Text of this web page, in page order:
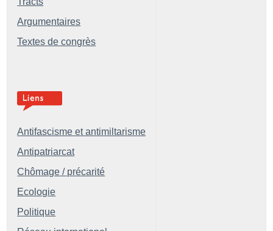
Argumentaires
Textes de congrès
Antifascisme et antimiltarisme
Antipatriarcat
Chômage / précarité
Ecologie
Politique